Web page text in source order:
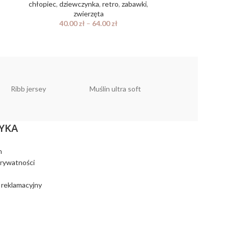
chłopiec,dziewczynka,retro,zabawki,
zwierzęta
40.00zł – 64.00zł
Ribb jersey Muślin ultra soft